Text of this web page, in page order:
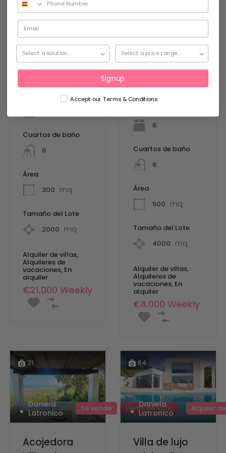
Blue Sapphire
– Roca Llisa –
A154
Agregado: 28 de
marzo de
Habitaciones
Cuartos de baño
6
Área
300 mq
Tamaño del Lote
2000 mq
Alquiler de villas,
Alquileres de
vacaciones, En
alquiler
€21,000 Weekly
Impresionante
Cubells –
A029
abril de
6
Cuartos de baño
6
Área
500 mq
Tamaño del Lote
4000 mq
Alquiler de villas,
Alquileres de
vacaciones, En
alquiler
€8,000 Weekly
21
Daniela
Latronico
Se vende Venta de villas
Acojedora
64
Daniela
Latronico
Alquiler
Villa de lujo
Signup
Accept our Terms & Conditions